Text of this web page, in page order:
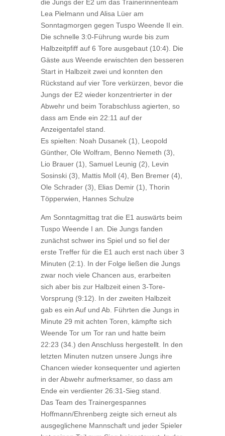
die Jungs der E2 um das Trainerinnenteam
Lea Pielmann und Alisa Lüer am
Sonntagmorgen gegen Tuspo Weende II ein.
Die schnelle 3:0-Führung wurde bis zum
Halbzeitpfiff auf 6 Tore ausgebaut (10:4). Die
Gäste aus Weende erwischten den besseren
Start in Halbzeit zwei und konnten den
Rückstand auf vier Tore verkürzen, bevor die
Jungs der E2 wieder konzentrierter in der
Abwehr und beim Torabschluss agierten, so
dass am Ende ein 22:11 auf der
Anzeigentafel stand.
Es spielten: Noah Dusanek (1), Leopold
Günther, Ole Wolfram, Benno Nemeth (3),
Lio Brauer (1), Samuel Leunig (2), Levin
Sosinski (3), Mattis Moll (4), Ben Bremer (4),
Ole Schrader (3), Elias Demir (1), Thorin
Töpperwien, Hannes Schulze
Am Sonntagmittag trat die E1 auswärts beim
Tuspo Weende I an. Die Jungs fanden
zunächst schwer ins Spiel und so fiel der
erste Treffer für die E1 auch erst nach über 3
Minuten (2:1). In der Folge ließen die Jungs
zwar noch viele Chancen aus, erarbeiten
sich aber bis zur Halbzeit einen 3-Tore-
Vorsprung (9:12). In der zweiten Halbzeit
gab es ein Auf und Ab. Führten die Jungs in
Minute 29 mit achten Toren, kämpfte sich
Weende Tor um Tor ran und hatte beim
22:23 (34.) den Anschluss hergestellt. In den
letzten Minuten nutzen unsere Jungs ihre
Chancen wieder konsequenter und agierten
in der Abwehr aufmerksamer, so dass am
Ende ein verdienter 26:31-Sieg stand.
Das Team des Trainergespannes
Hoffmann/Ehrenberg zeigte sich erneut als
ausgeglichene Mannschaft und jeder Spieler